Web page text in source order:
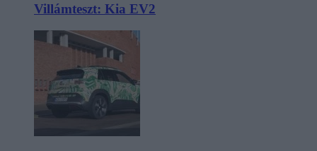
Villámteszt: Kia EV2